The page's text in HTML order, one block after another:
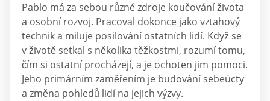
Pablo má za sebou různé zdroje koučování života
a osobní rozvoj. Pracoval dokonce jako vztahový
technik a miluje posilování ostatních lidí. Když se
v životě setkal s několika těžkostmi, rozumí tomu,
čím si ostatní procházejí, a je ochoten jim pomoci.
Jeho primárním zaměřením je budování sebeúcty
a změna pohledů lidí na jejich výzvy.